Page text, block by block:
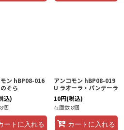
ン hBP08-016
そら
込)
個
ートに入れる
アンコモン hBP08-019
U ラオーラ・パンテーラ
10円(税込)
在庫数 8個
カートに入れる